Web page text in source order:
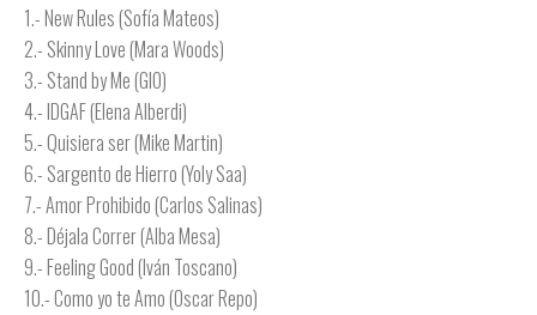
1.- New Rules (Sofía Mateos)
2.- Skinny Love (Mara Woods)
3.- Stand by Me (GIO)
4.- IDGAF (Elena Alberdi)
5.- Quisiera ser (Mike Martin)
6.- Sargento de Hierro (Yoly Saa)
7.- Amor Prohibido (Carlos Salinas)
8.- Déjala Correr (Alba Mesa)
9.- Feeling Good (Iván Toscano)
10.- Como yo te Amo (Oscar Repo)